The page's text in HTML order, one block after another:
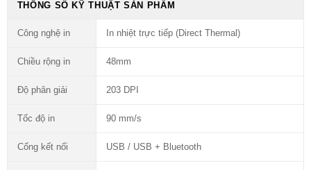
THÔNG SỐ KỸ THUẬT SẢN PHẨM
Công nghệ in In nhiệt trực tiếp (Direct Thermal)
Chiều rộng in 48mm
Độ phân giải 203 DPI
Tốc độ in 90 mm/s
Cổng kết nối USB / USB + Bluetooth